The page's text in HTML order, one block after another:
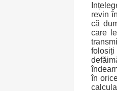
revin
că
care
în